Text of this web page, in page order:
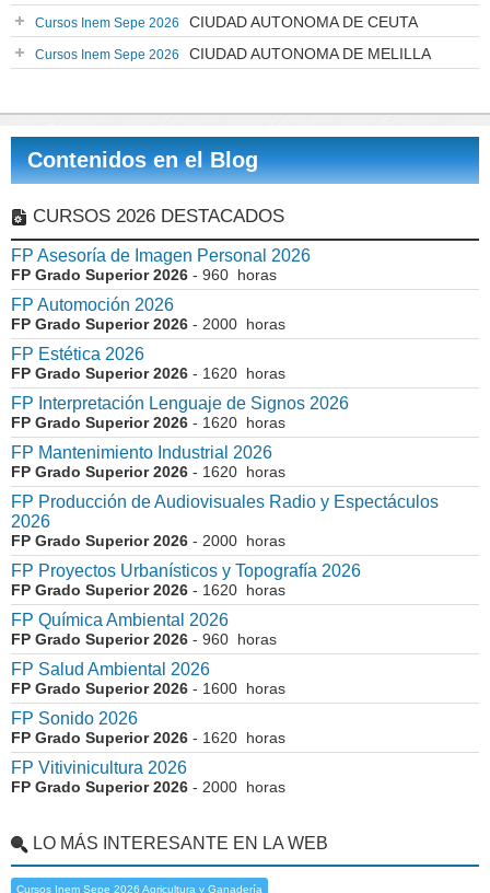
Cursos Inem Sepe 2026 CIUDAD AUTONOMA DE CEUTA
Cursos Inem Sepe 2026 CIUDAD AUTONOMA DE MELILLA
Contenidos en el Blog
CURSOS 2026 DESTACADOS
FP Asesoría de Imagen Personal 2026
FP Grado Superior 2026 - 960 horas
FP Automoción 2026
FP Grado Superior 2026 - 2000 horas
FP Estética 2026
FP Grado Superior 2026 - 1620 horas
FP Interpretación Lenguaje de Signos 2026
FP Grado Superior 2026 - 1620 horas
FP Mantenimiento Industrial 2026
FP Grado Superior 2026 - 1620 horas
FP Producción de Audiovisuales Radio y Espectáculos
2026
FP Grado Superior 2026 - 2000 horas
FP Proyectos Urbanísticos y Topografía 2026
FP Grado Superior 2026 - 1620 horas
FP Química Ambiental 2026
FP Grado Superior 2026 - 960 horas
FP Salud Ambiental 2026
FP Grado Superior 2026 - 1600 horas
FP Sonido 2026
FP Grado Superior 2026 - 1620 horas
FP Vitivinicultura 2026
FP Grado Superior 2026 - 2000 horas
LO MÁS INTERESANTE EN LA WEB
Cursos Inem Sepe 2026 Agricultura y Ganadería